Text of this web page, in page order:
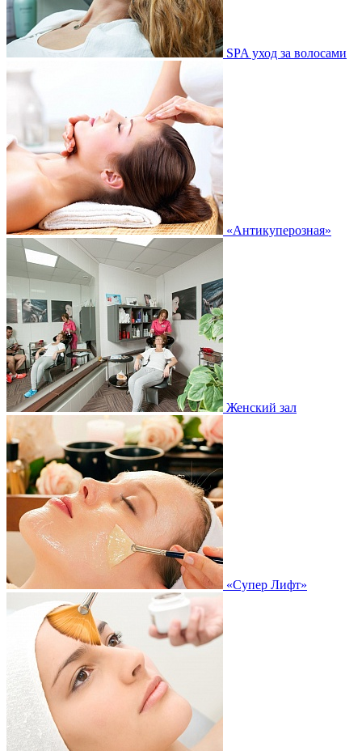
SPA ­уход за волосами
«Антикуперозная»
Женский зал
«Супер Лифт»